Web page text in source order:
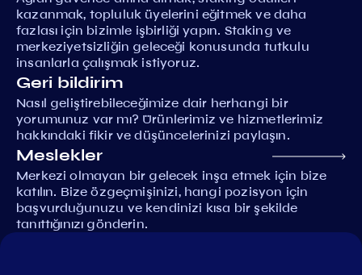
kazanmak, topluluk üyelerini eğitmek ve daha
fazlası için bizimle işbirliği yapın. Staking ve
merkeziyetsizliğin geleceği konusunda tutkulu
insanlarla çalışmak istiyoruz.
Geri bildirim
Nasıl geliştirebileceğimize dair herhangi bir
yorumunuz var mı? Ürünlerimiz ve hizmetlerimiz
hakkındaki fikir ve düşüncelerinizi paylaşın.
Meslekler
Merkezi olmayan bir gelecek inşa etmek için bize
katılın. Bize özgeçmişinizi, hangi pozisyon için
başvurduğunuzu ve kendinizi kısa bir şekilde
tanıttığınızı gönderin.